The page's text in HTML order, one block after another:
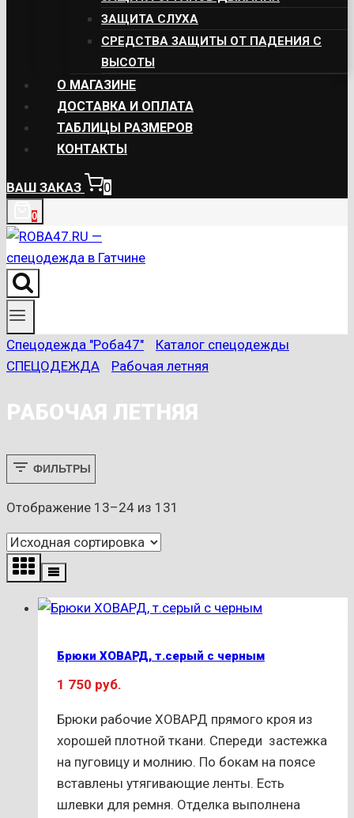
ЗАЩИТА СЛУХА
СРЕДСТВА ЗАЩИТЫ ОТ ПАДЕНИЯ С
ВЫСОТЫ
О МАГАЗИНЕ
ДОСТАВКА И ОПЛАТА
ТАБЛИЦЫ РАЗМЕРОВ
КОНТАКТЫ
ВАШ ЗАКАЗ 0
0
Спецодежда "Роба47" Каталог спецодежды
СПЕЦОДЕЖДА
Рабочая летняя
РАБОЧАЯ ЛЕТНЯЯ
ФИЛЬТРЫ
Отображение 13–24 из 131
Брюки ХОВАРД, т.серый с черным
1 750 руб.
Брюки рабочие ХОВАРД прямого кроя из
хорошей плотной ткани. Спереди застежка
на пуговицу и молнию. По бокам на поясе
вставлены утягивающие ленты. Есть
шлевки для ремня. Отделка выполнена